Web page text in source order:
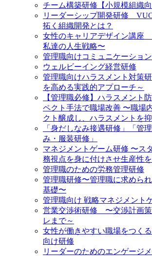
チーム構築研修【小規模組織向
リーダーシップ開発研修
拓く組織開発とは？
女性のキャリアデザイン講座
私達の人生戦略〜
管理職向けコミュニケーショ
ウェルビーイング経営研修
管理職向けハラスメント対策
を高める実践的アプローチ～
【管理職必修】ハラスメント
ペクト手法で職場改善 〜職場
クト醸成し、ハラスメントを
「身だしなみ接遇研修」「管
み・服装研修」
マネジメントゲーム研修 〜ス
務視点を身に付けさせ生産性
管理職のための労務管理研修
管理職研修〜管理職に求めら
基礎〜
管理職向け 戦略マネジメント
営業交渉術研修 〜交渉計画
レまで～
女性が働きやすい職場をつく
向け研修
リーダーのためのエンゲージ